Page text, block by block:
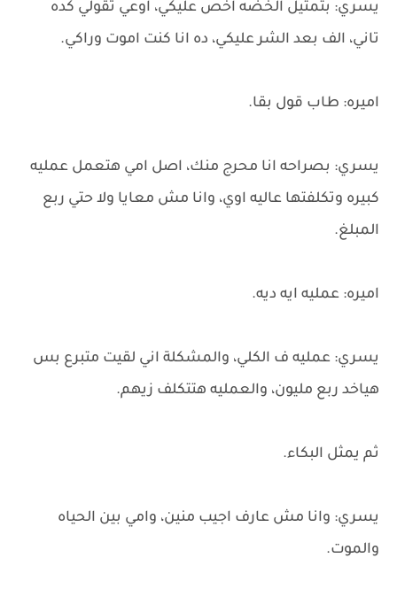
يسري: بتمثيل الخضه اخص عليكي، اوعي تقولي كده
تاني، الف بعد الشر عليكي، ده انا كنت اموت وراكي.
اميره: طاب قول بقا.
يسري: بصراحه انا محرج منك، اصل امي هتعمل عمليه
كبيره وتكلفتها عاليه اوي، وانا مش معايا ولا حتي ربع
المبلغ.
اميره: عمليه ايه ديه.
يسري: عمليه ف الكلي، والمشكلة اني لقيت متبرع بس
هياخد ربع مليون، والعمليه هتتكلف زيهم.
ثم يمثل البكاء.
يسري: وانا مش عارف اجيب منين، وامي بين الحياه
والموت.